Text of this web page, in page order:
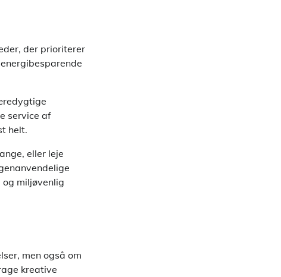
der prioriterer
service af
helt.
eller leje
miljøvenlig
men også om
kreative